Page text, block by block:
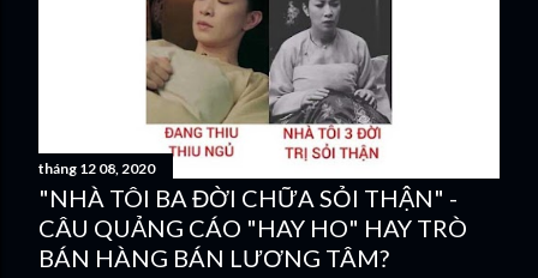
n
g
tháng 12 08, 2020
"NHÀ TÔI BA ĐỜI CHỮA SỎI THẬN" -
CÂU QUẢNG CÁO "HAY HO" HAY TRÒ
BÁN HÀNG BÁN LƯƠNG TÂM?